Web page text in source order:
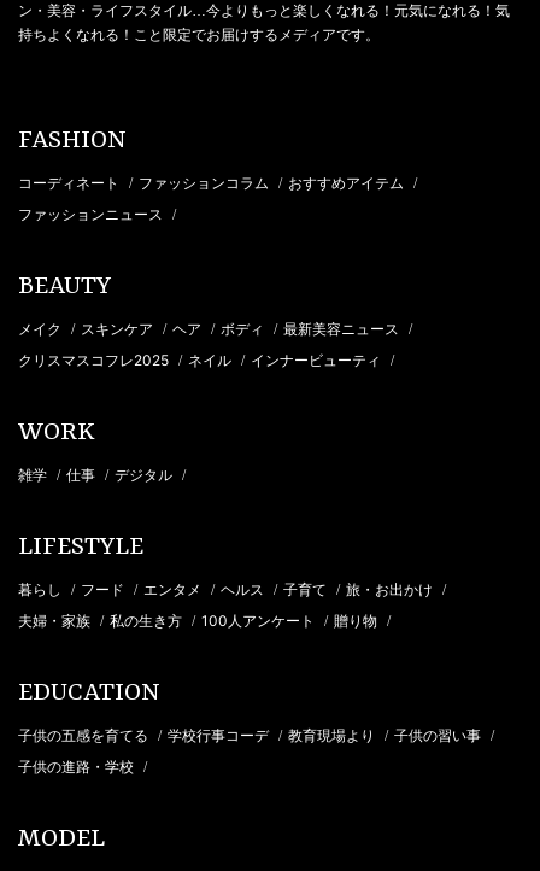
ン・美容・ライフスタイル…今よりもっと楽しくなれる！元気になれる！気
持ちよくなれる！こと限定でお届けするメディアです。
FASHION
コーディネート / ファッションコラム / おすすめアイテム /
ファッションニュース /
BEAUTY
メイク / スキンケア / ヘア / ボディ / 最新美容ニュース /
クリスマスコフレ2025 / ネイル / インナービューティ /
WORK
雑学 / 仕事 / デジタル /
LIFESTYLE
暮らし / フード / エンタメ / ヘルス / 子育て / 旅・お出かけ /
夫婦・家族 / 私の生き方 / 100人アンケート / 贈り物 /
EDUCATION
子供の五感を育てる / 学校行事コーデ / 教育現場より / 子供の習い事 /
子供の進路・学校 /
MODEL